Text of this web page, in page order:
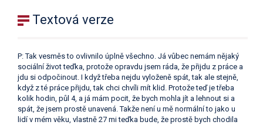
Textová verze
P: Tak vesměs to ovlivnilo úplně všechno. Já vůbec nemám nějaký
sociální život teďka, protože opravdu jsem ráda, že přijdu z práce a
jdu si odpočinout. I když třeba nejdu vyloženě spát, tak ale stejně,
když z té práce přijdu, tak chci chvíli mít klid. Protože teď je třeba
kolik hodin, půl 4, a já mám pocit, že bych mohla jít a lehnout si a
spát, že jsem prostě unavená. Takže není u mě normální to jako u
lidí v mém věku, vlastně 27 mi teďka bude, že prostě bych chodila